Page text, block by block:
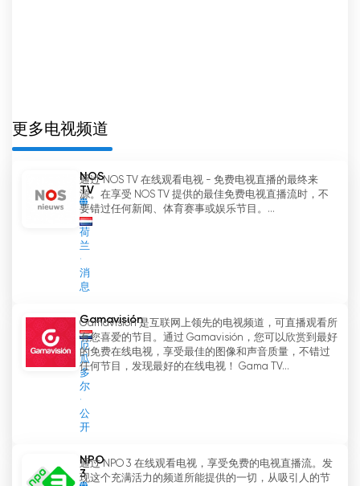
您可以通过免费电视直播流在线观看电视，无论您身
在何处，NPO 1 始终在您的指尖。
NPO 1 網絡電視直播
更多电视频道
NOS
TV
荷
兰
消
息
通过 NOS TV 在线观看电视 - 免费电视直播的最终来
源。在享受 NOS TV 提供的最佳免费电视直播流时，不
要错过任何新闻、体育赛事或娱乐节目。...
Gamavisión
厄
瓜
多
尔
公
开
Gamavisión 是互联网上领先的电视频道，可直播观看所
有您喜爱的节目。通过 Gamavisión，您可以欣赏到最好
的免费在线电视，享受最佳的图像和声音质量，不错过
任何节目，发现最好的在线电视！ Gama TV...
NPO
3
通过 NPO 3 在线观看电视，享受免费的电视直播流。发
现这个充满活力的频道所能提供的一切，从吸引人的节